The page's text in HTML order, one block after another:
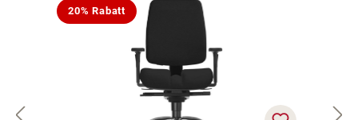
20% Rabatt